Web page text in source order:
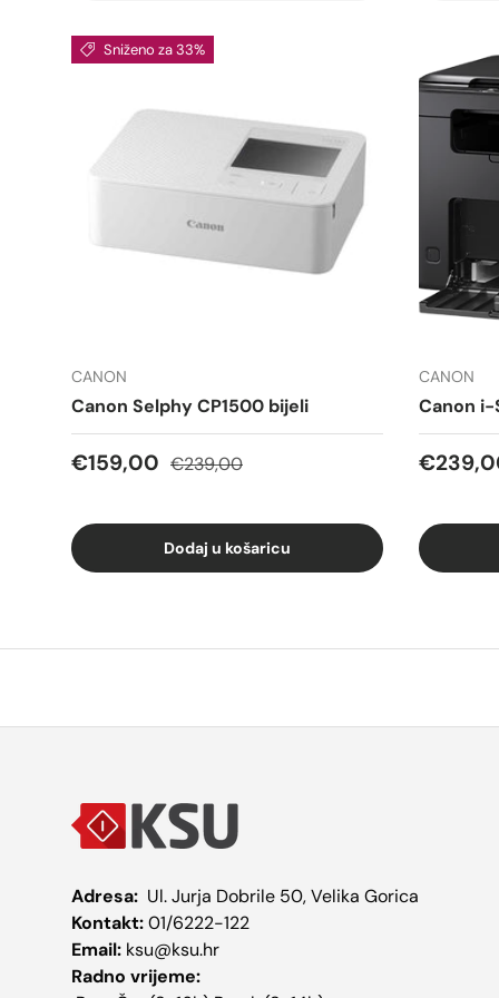
Sniženo za 33%
CANON
Canon Selphy CP1500 bijeli
Cijena na sniženju
€159,00 Redovna cijena
€239,00
Dodaj u košaricu
CANON
Canon i-
Adresa: Ul. Jurja Dobrile 50, Velika Gorica
Kontakt:01/6222-122
Email: ksu@ksu.hr
Radno vrijeme: